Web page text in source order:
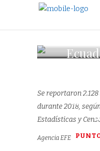
Se reportaron
durante 2018,
Estadísticas y
Agencia EFE